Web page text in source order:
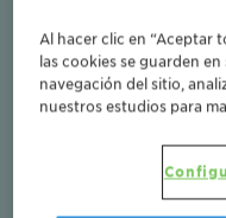
EBITDA in CHF m
16.4
EBITDA margin in %
Al hacer clic en “Aceptar
las cookies se guarden
navegación del sitio,
nuestros estudios para